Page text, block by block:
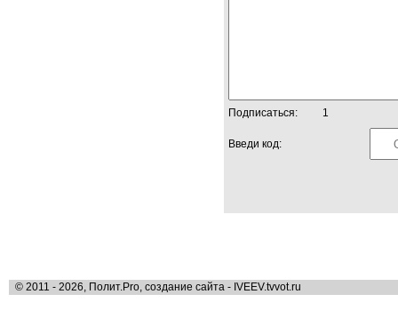
Подписаться: 1
Введи код:
© 2011 - 2026, Полит.Pro, создание сайта - IVEEV.tvvot.ru